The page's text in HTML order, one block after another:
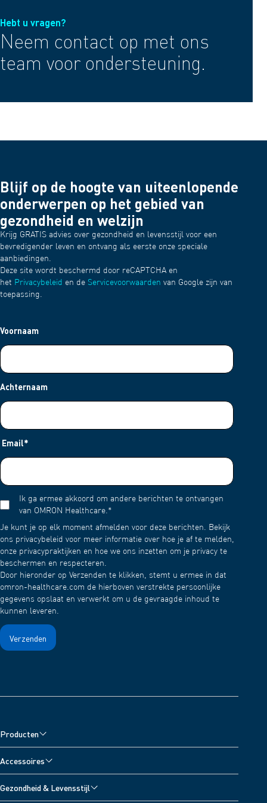
Hebt u vragen?
Neem contact op met ons
team voor ondersteuning.
Blijf op de hoogte van uiteenlopende
onderwerpen op het gebied van
gezondheid en welzijn
Krijg GRATIS advies over gezondheid en levensstijl voor een
bevredigender leven en ontvang als eerste onze speciale
aanbiedingen.
Deze site wordt beschermd door reCAPTCHA en
het Privacybeleid en de Servicevoorwaarden van Google zijn van
toepassing.
Voornaam
Achternaam
Email*
Ik ga ermee akkoord om andere berichten te ontvangen
van OMRON Healthcare.*
Je kunt je op elk moment afmelden voor deze berichten. Bekijk
ons privacybeleid voor meer informatie over hoe je af te melden,
onze privacypraktijken en hoe we ons inzetten om je privacy te
beschermen en respecteren.
Door hieronder op Verzenden te klikken, stemt u ermee in dat
omron-healthcare.com de hierboven verstrekte persoonlijke
gegevens opslaat en verwerkt om u de gevraagde inhoud te
kunnen leveren.
Producten
Vernevelaars
Pijnverlichters
Accessoires
Accessoires voor vernevelaars
Gezondheid & Levensstijl